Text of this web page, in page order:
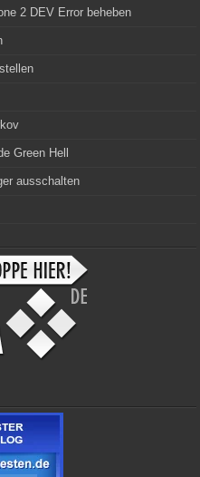
2 DEV Error beheben
Green Hell
ausschalten